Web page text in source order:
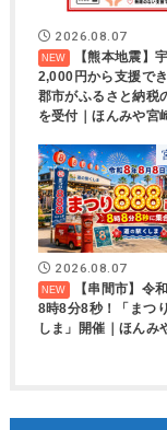
2026.08.07
【熊本地震】
2,000円から支援で
郡市がふるさと納税
を受付｜ほんみや宮
2026.08.07
【串間市】令
8時8分8秒！「まつ
しま」開催｜ほんみ